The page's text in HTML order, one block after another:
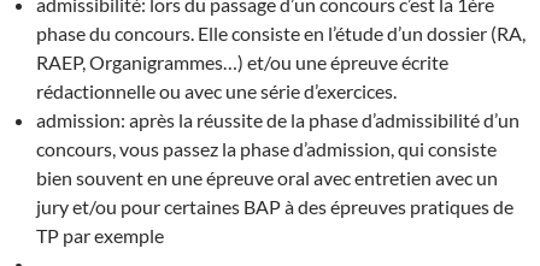
admissibilité: lors du passage d’un concours c’est la 1ère
phase du concours. Elle consiste en l’étude d’un dossier (RA,
RAEP, Organigrammes…) et/ou une épreuve écrite
rédactionnelle ou avec une série d’exercices.
admission: après la réussite de la phase d’admissibilité d’un
concours, vous passez la phase d’admission, qui consiste
bien souvent en une épreuve oral avec entretien avec un
jury et/ou pour certaines BAP à des épreuves pratiques de
TP par exemple